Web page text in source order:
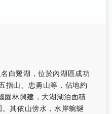
白鷺湖，位於內湖區成功
指山、忠勇山等，佔地約
園林興建，大湖湖泊面積
其依山傍水，水岸蜿蜒